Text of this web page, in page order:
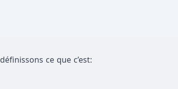
ce que c’est: